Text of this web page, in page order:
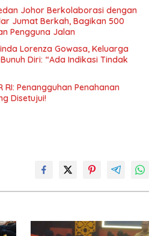
Johor Berkolaborasi dengan
Jumat Berkah, Bagikan 500
Pengguna Jalan
Lorenza Gowasa, Keluarga
Diri: “Ada Indikasi Tindak
RI: Penangguhan Penahanan
Disetujui!